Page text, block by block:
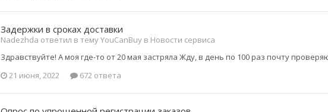
Задержки в сроках доставки
Nadezhda ответил в тему YouCanBuy в Новости сервиса
Здравствуйте! А моя где-то от 20 мая застряла Жду, в день по 100 раз почту
21 июня, 2022
672 ответа